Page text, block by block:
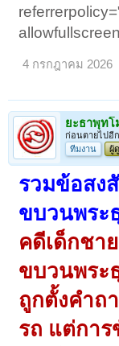
4 กรกฎาคม 2026
ยะธาพุทโ
ก่อนตายไปอี
ทีมงาน
ผู้
รวมข้อสง
ขบวนพระ
คดีเด็กชา
ขบวนพระ
ถูกตั้งคำถ
รถ แต่การ